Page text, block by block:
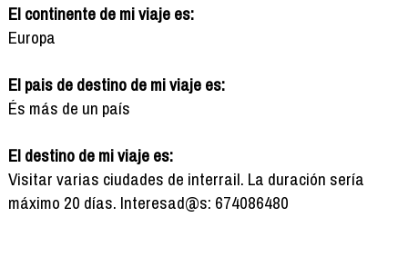
El continente de mi viaje es:
Europa
El pais de destino de mi viaje es:
És más de un país
El destino de mi viaje es:
Visitar varias ciudades de interrail. La duración sería
máximo 20 días. Interesad@s: 674086480